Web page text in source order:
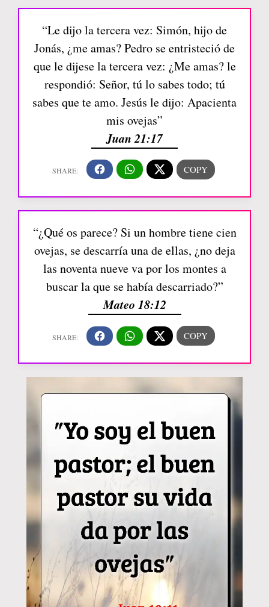
“Le dijo la tercera vez: Simón, hijo de
Jonás, ¿me amas? Pedro se entristeció de
que le dijese la tercera vez: ¿Me amas? le
respondió: Señor, tú lo sabes todo; tú
sabes que te amo. Jesús le dijo: Apacienta
mis ovejas”
Juan 21:17
“¿Qué os parece? Si un hombre tiene cien
ovejas, se descarría una de ellas, ¿no deja
las noventa nueve va por los montes a
buscar la que se había descarriado?”
Mateo 18:12